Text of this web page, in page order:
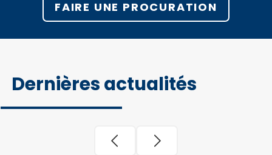
FAIRE UNE PROCURATION
Dernières actualités